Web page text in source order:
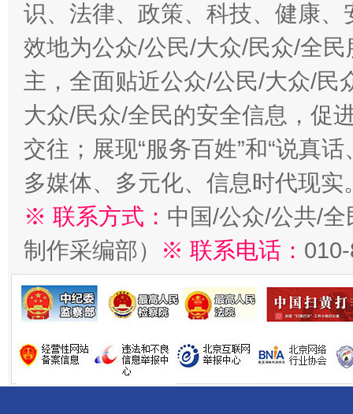
识、法律、政策、科技、健康
效地为公众/公民/大众/民众/全
主，全面贴近公众/公民/大众/民
大众/民众/全民的安全信息，促
交往；展现“服务百姓”和“说真
多媒体、多元化、信息时代现实
※ 联系方式： 中国/公众/公共/
制作采编部）
※ 联系电话：